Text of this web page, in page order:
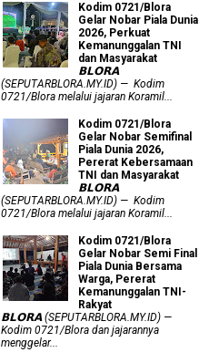
Kodim 0721/Blora
Gelar Nobar Piala Dunia
2026, Perkuat
Kemanunggalan TNI
dan Masyarakat
𝗕𝗟𝗢𝗥𝗔
(SEPUTARBLORA.MY.ID) — Kodim
0721/Blora melalui jajaran Koramil...
Kodim 0721/Blora
Gelar Nobar Semifinal
Piala Dunia 2026,
Pererat Kebersamaan
TNI dan Masyarakat
𝗕𝗟𝗢𝗥𝗔
(SEPUTARBLORA.MY.ID) — Kodim
0721/Blora melalui jajaran Koramil...
Kodim 0721/Blora
Gelar Nobar Semi Final
Piala Dunia Bersama
Warga, Pererat
Kemanunggalan TNI-
Rakyat
𝗕𝗟𝗢𝗥𝗔 (SEPUTARBLORA.MY.ID) —
Kodim 0721/Blora dan jajarannya
menggelar...